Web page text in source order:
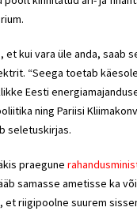
et kui vara üle anda, saab
“Seega toetab
Eesti
ning Pariisi
seletuskirjas.
praegune
samasse ametisse ka
et riigipoolne suurem